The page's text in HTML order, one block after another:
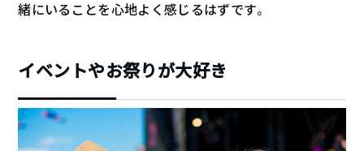
緒にいることを心地よく感じるはずです。
イベントやお祭りが大好き